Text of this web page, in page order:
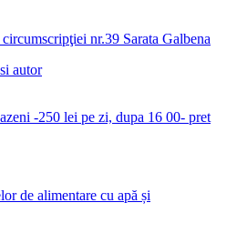
nr.39 Sarata Galbena
autor
-250 lei pe zi, dupa 16 00- pret
de alimentare cu apă și